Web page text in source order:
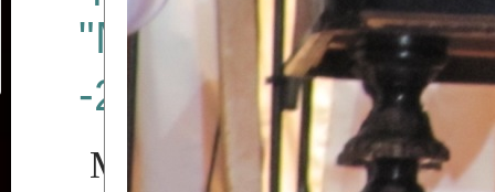
"Мэрцишор в
-2016"
Международный